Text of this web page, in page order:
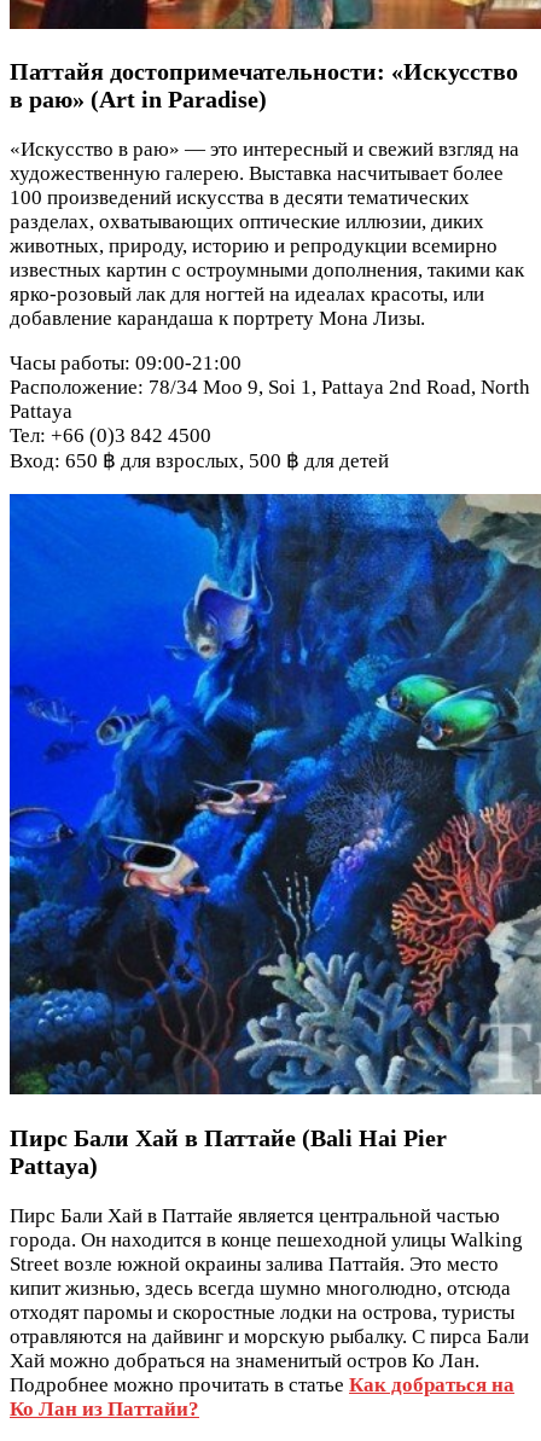
Паттайя достопримечательности: «Искусство
в раю» (Art in Paradise)
«Искусство в раю» — это интересный и свежий взгляд на
художественную галерею. Выставка насчитывает более
100 произведений искусства в десяти тематических
разделах, охватывающих оптические иллюзии, диких
животных, природу, историю и репродукции всемирно
известных картин с остроумными дополнения, такими как
ярко-розовый лак для ногтей на идеалах красоты, или
добавление карандаша к портрету Мона Лизы.
Часы работы: 09:00-21:00
Расположение: 78/34 Moo 9, Soi 1, Pattaya 2nd Road, North
Pattaya
Тел: +66 (0)3 842 4500
Вход: 650 ฿ для взрослых, 500 ฿ для детей
Пирс Бали Хай в Паттайе (Bali Hai Pier
Pattaya)
Пирс Бали Хай в Паттайе является центральной частью
города. Он находится в конце пешеходной улицы Walking
Street возле южной окраины залива Паттайя. Это место
кипит жизнью, здесь всегда шумно многолюдно, отсюда
отходят паромы и скоростные лодки на острова, туристы
отравляются на дайвинг и морскую рыбалку. С пирса Бали
Хай можно добраться на знаменитый остров Ко Лан.
Подробнее можно прочитать в статье Как добраться на
Ко Лан из Паттайи?